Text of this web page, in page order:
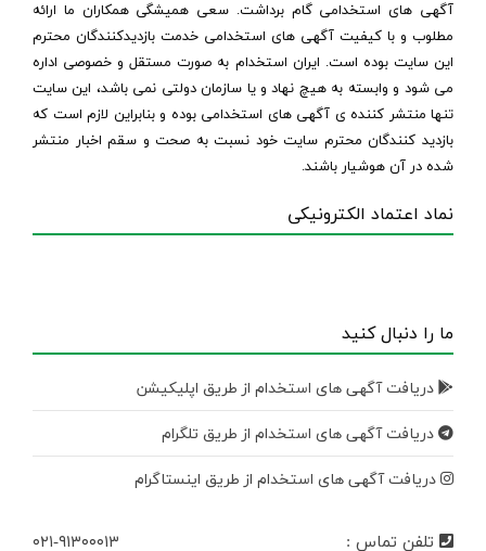
آگهی های استخدامی گام برداشت. سعی همیشگی همکاران ما ارائه
مطلوب و با کیفیت آگهی های استخدامی خدمت بازدیدکنندگان محترم
این سایت بوده است. ایران استخدام به صورت مستقل و خصوصی اداره
می شود و وابسته به هیچ نهاد و یا سازمان دولتی نمی باشد، این سایت
تنها منتشر کننده ی آگهی های استخدامی بوده و بنابراین لازم است که
بازدید کنندگان محترم سایت خود نسبت به صحت و سقم اخبار منتشر
شده در آن هوشیار باشند.
نماد اعتماد الکترونیکی
ما را دنبال کنید
دریافت آگهی های استخدام از طریق اپلیکیشن
دریافت آگهی های استخدام از طریق تلگرام
دریافت آگهی های استخدام از طریق اینستاگرام
تلفن تماس : ۰۲۱-۹۱۳۰۰۰۱۳